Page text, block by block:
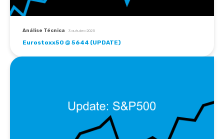
Análise Técnica 3 outubro 2025
Eurostoxx50 @ 5644 (UPDATE)